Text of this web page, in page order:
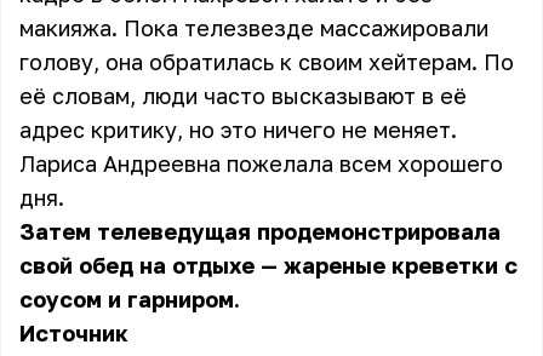
макияжа. Пока телезвезде массажировали
голову, она обратилась к своим хейтерам. По
её словам, люди часто высказывают в её
адрес критику, но это ничего не меняет.
Лариса Андреевна пожелала всем хорошего
дня.
Затем телеведущая продемонстрировала
свой обед на отдыхе — жареные креветки с
соусом и гарниром.
Источник